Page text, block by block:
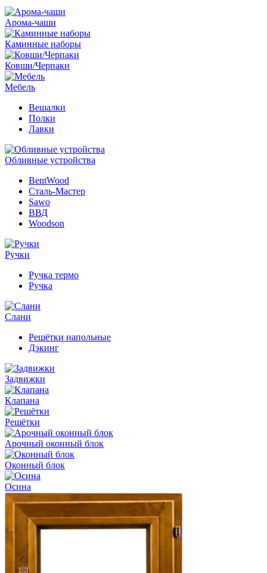
Арома-чаши
Каминные наборы
Ковши/Черпаки
Мебель
Вешалки
Полки
Лавки
Обливные устройства
BentWood
Сталь-Мастер
Sawo
ВВД
Woodson
Ручки
Ручка термо
Ручка
Слани
Решётки напольные
Дэкинг
Задвижки
Клапана
Решётки
Арочный оконный блок
Оконный блок
Осина